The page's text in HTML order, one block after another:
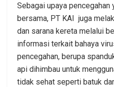
Sebagai upaya pencegahan
bersama, PT KAI juga
dan sarana kereta melalui
informasi terkait bahaya
pencegahan, berupa
api dihimbau untuk
tidak sehat seperti batuk